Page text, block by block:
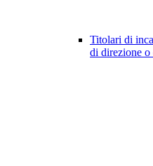
Titolari di
di direzione